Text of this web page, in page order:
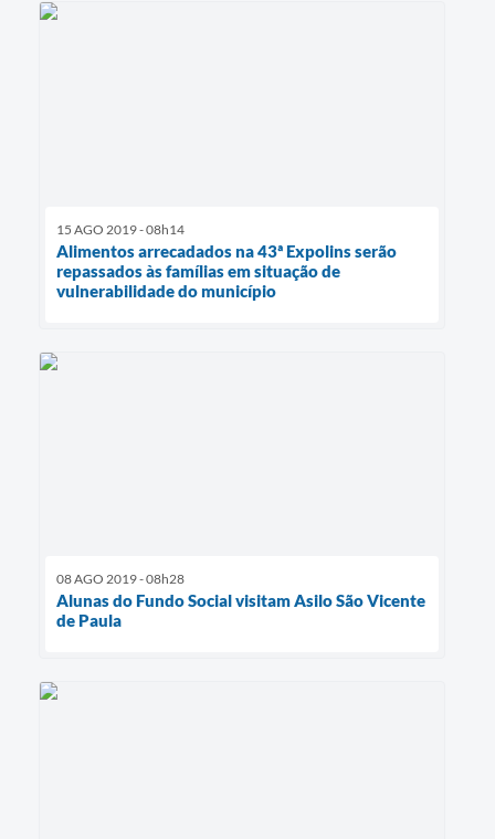
15 AGO 2019 - 08h14
Alimentos arrecadados na 43ª Expolins serão
repassados às famílias em situação de
vulnerabilidade do município
08 AGO 2019 - 08h28
Alunas do Fundo Social visitam Asilo São Vicente
de Paula